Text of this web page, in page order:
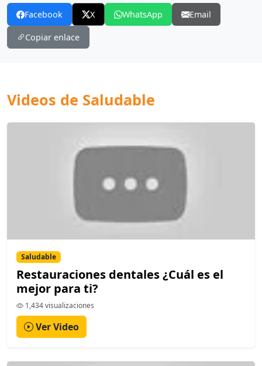
Facebook X WhatsApp Email
Copiar enlace
Videos de Saludable
Saludable
Restauraciones dentales ¿Cuál es el
mejor para ti?
1,434 visualizaciones
Ver Video